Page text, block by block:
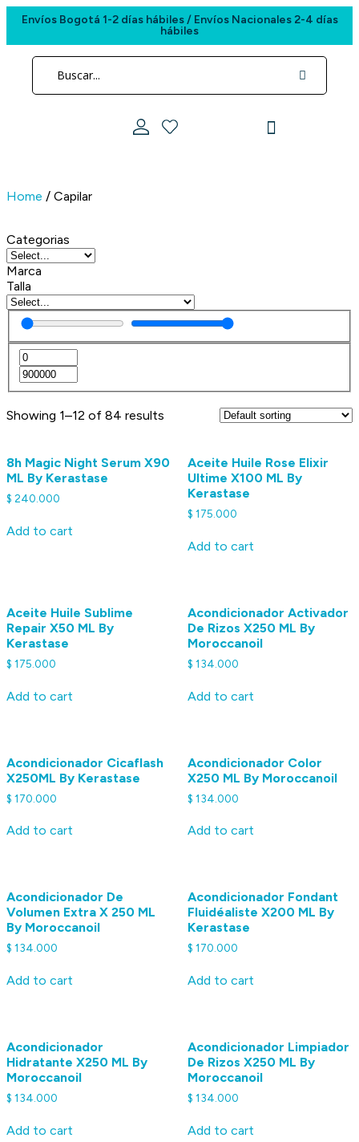
Envíos Bogotá 1-2 días hábiles / Envíos Nacionales 2-4 días
hábiles
Home / Capilar
Categorias
Marca
Talla
Showing 1–12 of 84 results
8h Magic Night Serum X90
ML By Kerastase
$ 240.000
Add to cart
Aceite Huile Rose Elixir
Ultime X100 ML By
Kerastase
$ 175.000
Add to cart
Aceite Huile Sublime
Repair X50 ML By
Kerastase
$ 175.000
Add to cart
Acondicionador Activador
De Rizos X250 ML By
Moroccanoil
$ 134.000
Add to cart
Acondicionador Cicaflash
X250ML By Kerastase
$ 170.000
Add to cart
Acondicionador Color
X250 ML By Moroccanoil
$ 134.000
Add to cart
Acondicionador De
Volumen Extra X 250 ML
By Moroccanoil
$ 134.000
Add to cart
Acondicionador Fondant
Fluidéaliste X200 ML By
Kerastase
$ 170.000
Add to cart
Acondicionador
Hidratante X250 ML By
Moroccanoil
$ 134.000
Add to cart
Acondicionador Limpiador
De Rizos X250 ML By
Moroccanoil
$ 134.000
Add to cart